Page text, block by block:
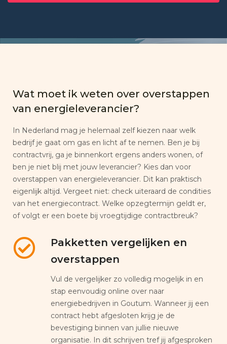
Wat moet ik weten over overstappen
van energieleverancier?
In Nederland mag je helemaal zelf kiezen naar welk
bedrijf je gaat om gas en licht af te nemen. Ben je bij
contractvrij, ga je binnenkort ergens anders wonen, of
ben je niet blij met jouw leverancier? Kies dan voor
overstappen van energieleverancier. Dit kan praktisch
eigenlijk altijd. Vergeet niet: check uiteraard de condities
van het energiecontract. Welke opzegtermijn geldt er,
of volgt er een boete bij vroegtijdige contractbreuk?
Pakketten vergelijken en
overstappen
Vul de vergelijker zo volledig mogelijk in en
stap eenvoudig online over naar
energiebedrijven in Goutum. Wanneer jij een
contract hebt afgesloten krijg je de
bevestiging binnen van jullie nieuwe
organisatie. In dit schrijven tref jij afgesproken